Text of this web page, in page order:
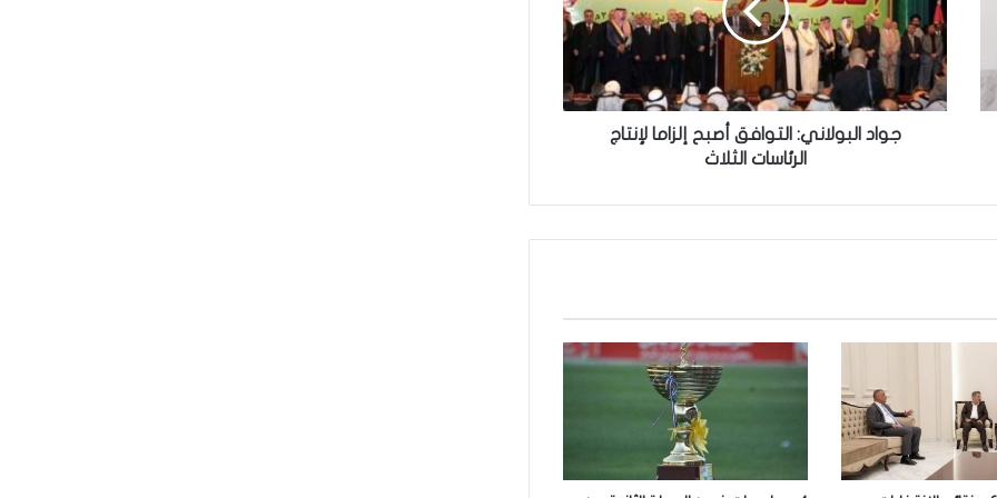
ا
ب
و
ل
:
ا
ف
إ
جواد البولاني: التوافق أصبح إلزاما لإنتاج
الرئاسات الثلاث